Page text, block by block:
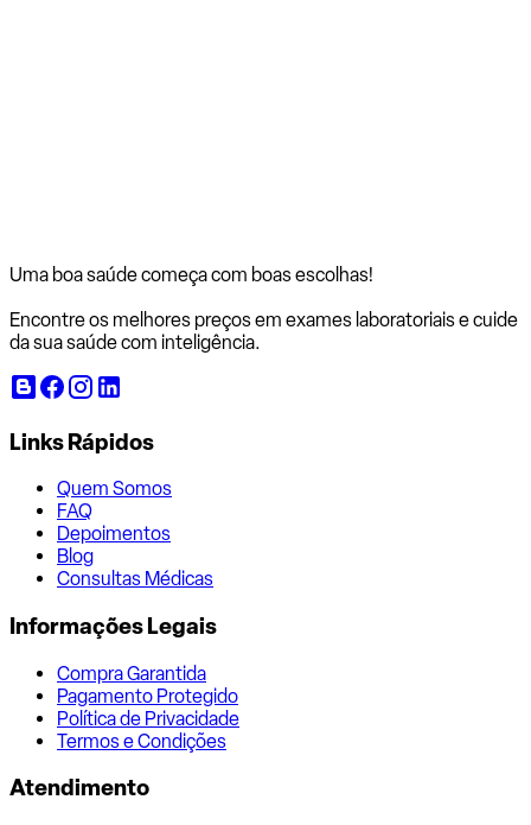
Uma boa saúde começa com boas escolhas!
Encontre os melhores preços em exames laboratoriais e cuide
da sua saúde com inteligência.
Links Rápidos
Quem Somos
FAQ
Depoimentos
Blog
Consultas Médicas
Informações Legais
Compra Garantida
Pagamento Protegido
Política de Privacidade
Termos e Condições
Atendimento